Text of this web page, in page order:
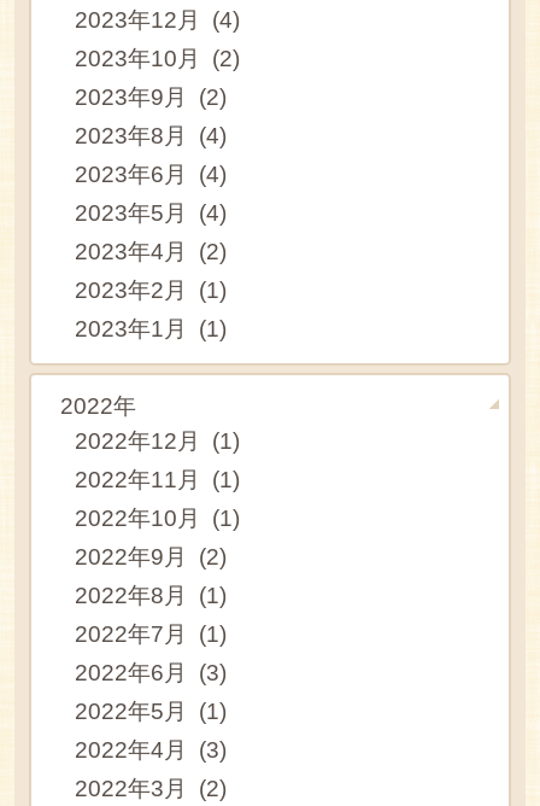
2023年12月 (4)
2023年10月 (2)
2023年9月 (2)
2023年8月 (4)
2023年6月 (4)
2023年5月 (4)
2023年4月 (2)
2023年2月 (1)
2023年1月 (1)
2022年
2022年12月 (1)
2022年11月 (1)
2022年10月 (1)
2022年9月 (2)
2022年8月 (1)
2022年7月 (1)
2022年6月 (3)
2022年5月 (1)
2022年4月 (3)
2022年3月 (2)